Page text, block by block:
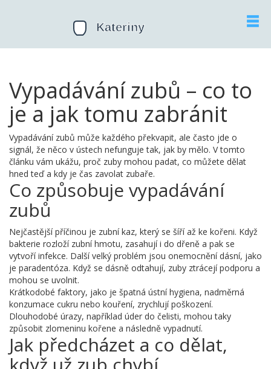
Vypadávání zubů – co to
je a jak tomu zabránit
Vypadávání zubů může každého překvapit, ale často jde o
signál, že něco v ústech nefunguje tak, jak by mělo. V tomto
článku vám ukážu, proč zuby mohou padat, co můžete dělat
hned teď a kdy je čas zavolat zubaře.
Co způsobuje vypadávání
zubů
Nejčastější příčinou je zubní kaz, který se šíří až ke kořeni. Když
bakterie rozloží zubní hmotu, zasahují i do dřeně a pak se
vytvoří infekce. Další velký problém jsou onemocnění dásní, jako
je paradentóza. Když se dásně odtahují, zuby ztrácejí podporu a
mohou se uvolnit.
Krátkodobé faktory, jako je špatná ústní hygiena, nadměrná
konzumace cukru nebo kouření, zrychlují poškození.
Dlouhodobé úrazy, například úder do čelisti, mohou taky
způsobit zlomeninu kořene a následně vypadnutí.
Jak předcházet a co dělat,